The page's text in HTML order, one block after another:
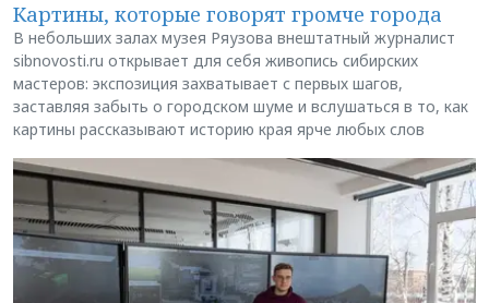
Картины, которые говорят громче города
В небольших залах музея Ряузова внештатный журналист
sibnovosti.ru открывает для себя живопись сибирских
мастеров: экспозиция захватывает с первых шагов,
заставляя забыть о городском шуме и вслушаться в то, как
картины рассказывают историю края ярче любых слов